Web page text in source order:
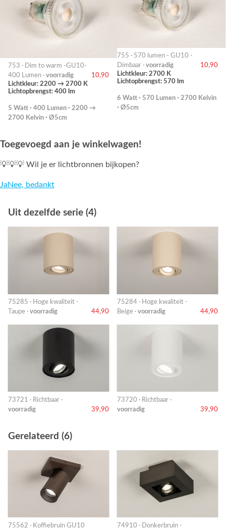
753 · Dim to warm -GU10-
400 Lumen · voorradig
10,90
Lichtkleur: 2200 → 2700 K
Lichtopbrengst: 400 lm
5 Watt · 400 Lumen · 2200 →
2700 Kelvin · Ø5cm
755 · 570 lumen - GU10 -
Dimbaar · voorradig
10,90
Lichtkleur: 2700 K
Lichtopbrengst: 570 lm
6 Watt · 570 Lumen · 2700 Kelvin
· Ø5cm
Toegevoegd aan je winkelwagen!
💡💡💡 Wil je er lichtbronnen bijkopen?
JaNee, bedankt
Uit dezelfde serie (4)
75285 · Hoge kwaliteit -
Taupe · voorradig 44,90
75284 · Hoge kwaliteit -
Beige · voorradig 44,90
73721 · Richtbaar ·
voorradig
39,90
73720 · Richtbaar ·
voorradig
39,90
Gerelateerd (6)
75562 · Koffiebruin GU10 74910 · Donkerbruin -